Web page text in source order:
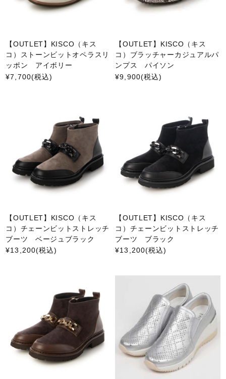
【OUTLET】KISCO（キス
コ）ストーンビットオペラスリ
ッポン アイボリー
¥7,700(税込)
【OUTLET】KISCO（キス
コ）ブラッチャーカジュアルパ
ンプス パイソン
¥9,900(税込)
【OUTLET】KISCO（キス
コ）チェーンビットストレッチ
ブーツ ベージュブラック
¥13,200(税込)
【OUTLET】KISCO（キス
コ）チェーンビットストレッチ
ブーツ ブラック
¥13,200(税込)